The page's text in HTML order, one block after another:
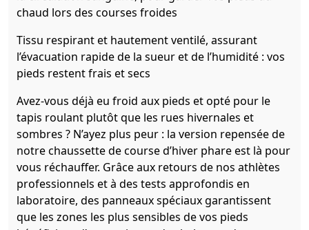
chaud lors des courses froides
Tissu respirant et hautement ventilé, assurant
l’évacuation rapide de la sueur et de l’humidité : vos
pieds restent frais et secs
Avez-vous déjà eu froid aux pieds et opté pour le
tapis roulant plutôt que les rues hivernales et
sombres ? N’ayez plus peur : la version repensée de
notre chaussette de course d’hiver phare est là pour
vous réchauffer. Grâce aux retours de nos athlètes
professionnels et à des tests approfondis en
laboratoire, des panneaux spéciaux garantissent
que les zones les plus sensibles de vos pieds